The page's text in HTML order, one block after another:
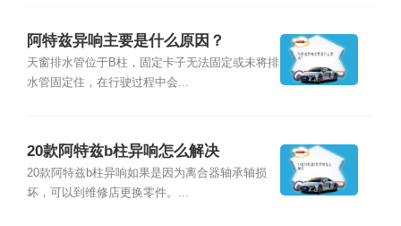
阿特兹异响主要是什么原因？
天窗排水管位于B柱，固定卡子无法固定或未将排
水管固定住，在行驶过程中会...
20款阿特兹b柱异响怎么解决
20款阿特兹b柱异响如果是因为离合器轴承轴损
坏，可以到维修店更换零件。...